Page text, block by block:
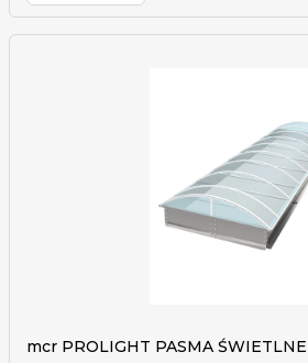
mcr PROLIGHT PASMA ŚWIETLNE